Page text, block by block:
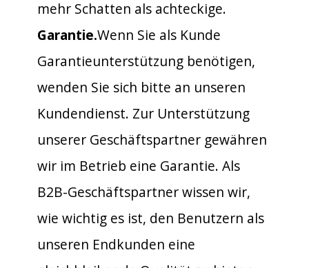
mehr Schatten als achteckige.
Garantie.Wenn Sie als Kunde
Garantieunterstützung benötigen,
wenden Sie sich bitte an unseren
Kundendienst. Zur Unterstützung
unserer Geschäftspartner gewähren
wir im Betrieb eine Garantie. Als
B2B-Geschäftspartner wissen wir,
wie wichtig es ist, den Benutzern als
unseren Endkunden eine